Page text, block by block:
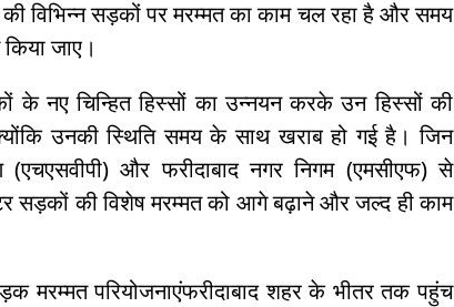
विभिन्न सड़कों पर मरम्मत का काम चल रहा है और समय
जाए।
के नए चिन्हित हिस्सों का उन्नयन करके उन हिस्सों की
उनकी स्थिति समय के साथ खराब हो गई है। जिन
और फरीदाबाद नगर निगम (एमसीएफ) से
सड़कों की विशेष मरम्मत को आगे बढ़ाने और जल्द ही काम
मरम्मत परियोजनाएंफरीदाबाद शहर के भीतर तक पहुंच